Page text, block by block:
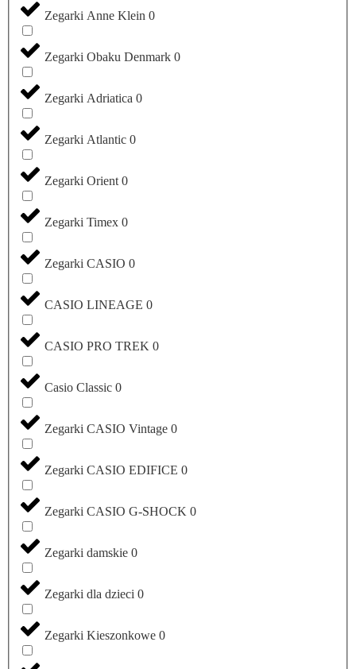
Zegarki Anne Klein 0
Zegarki Obaku Denmark 0
Zegarki Adriatica 0
Zegarki Atlantic 0
Zegarki Orient 0
Zegarki Timex 0
Zegarki CASIO 0
CASIO LINEAGE 0
CASIO PRO TREK 0
Casio Classic 0
Zegarki CASIO Vintage 0
Zegarki CASIO EDIFICE 0
Zegarki CASIO G-SHOCK 0
Zegarki damskie 0
Zegarki dla dzieci 0
Zegarki Kieszonkowe 0